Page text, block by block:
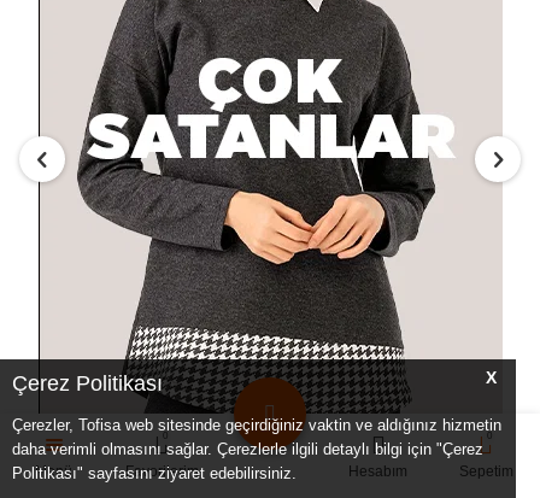
X
Çerez Politikası
Çerezler, Tofisa web sitesinde geçirdiğiniz vaktin ve aldığınız
hizmetin daha verimli olmasını sağlar. Çerezlerle ilgili detaylı bilgi için
"Çerez Politikası" sayfasını ziyaret edebilirsiniz.
Menü
0
Favorilerim Hesabım
0
Sepetim